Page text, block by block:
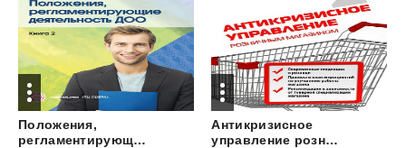
Положения,
регламентирующие деятельность ДОО. Книга 2
Антикризисное
управление розничным магазином